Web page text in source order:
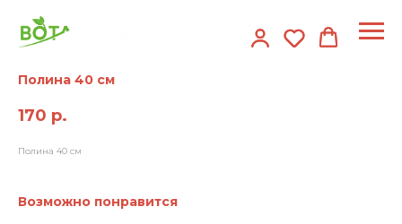
Полина 40 см
170 р.
Полина 40 см
Возможно понравится